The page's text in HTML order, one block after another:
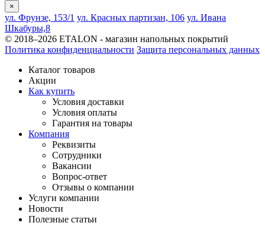
×
ул. Фрунзе, 153/1 ул. Красных партизан, 106 ул. Ивана
Шкабуры,8
© 2018–2026 ETALON - магазин напольных покрытий
Политика конфиденциальности Защита персональных данных
Каталог товаров
Акции
Как купить
Условия доставки
Условия оплаты
Гарантия на товары
Компания
Реквизиты
Сотрудники
Вакансии
Вопрос-ответ
Отзывы о компании
Услуги компании
Новости
Полезные статьи